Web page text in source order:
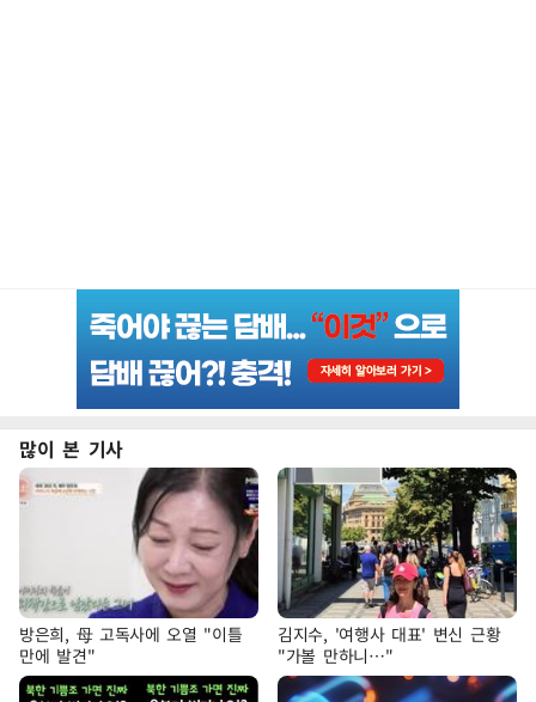
많이 본 기사
방은희, 母 고독사에 오열 "이틀
만에 발견"
김지수, '여행사 대표' 변신 근황
"가볼 만하니…"